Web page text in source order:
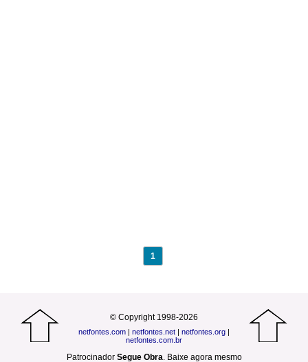
1
© Copyright 1998-2026
netfontes.com | netfontes.net | netfontes.org |
netfontes.com.br
Patrocinador Segue Obra. Baixe agora mesmo